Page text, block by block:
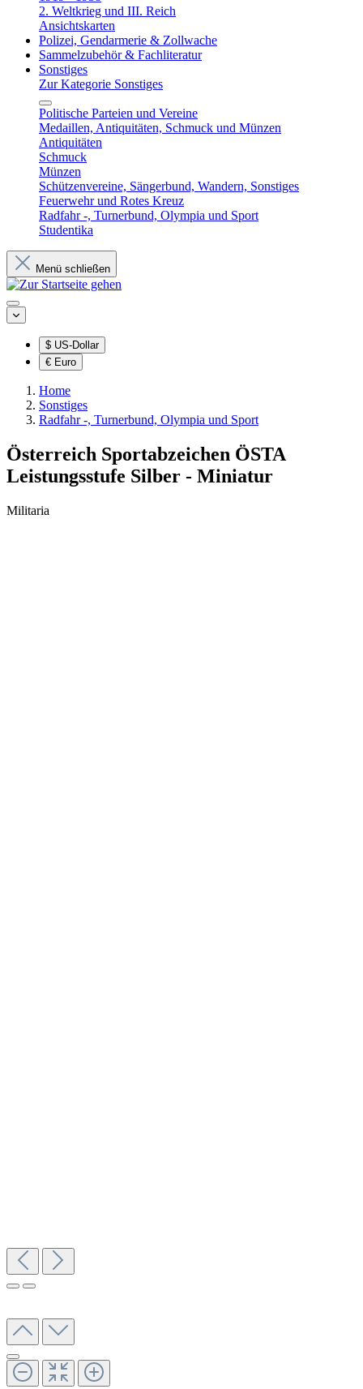
2. Weltkrieg und III. Reich
Ansichtskarten
Polizei, Gendarmerie & Zollwache
Sammelzubehör & Fachliteratur
Sonstiges
Zur Kategorie Sonstiges
Politische Parteien und Vereine
Medaillen, Antiquitäten, Schmuck und Münzen
Antiquitäten
Schmuck
Münzen
Schützenvereine, Sängerbund, Wandern, Sonstiges
Feuerwehr und Rotes Kreuz
Radfahr -, Turnerbund, Olympia und Sport
Studentika
Menü schließen
$ US-Dollar
€ Euro
Home
Sonstiges
Radfahr -, Turnerbund, Olympia und Sport
Österreich Sportabzeichen ÖSTA
Leistungsstufe Silber - Miniatur
Militaria